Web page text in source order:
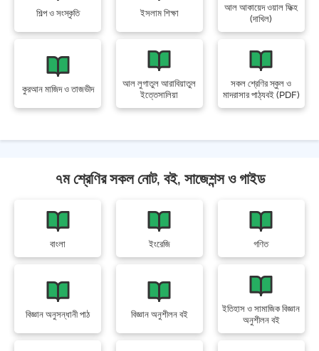
শিল্প ও সংস্কৃতি ইসলাম শিক্ষা
আল আকায়েদ ওয়াল ফিক্হ
(দাখিল)
কুরআন মাজিদ ও তাজভীদ
আল লুগাতুল আরাবিয়াতুল
ইত্তেসালিয়া
সকল শ্রেণির স্কুল ও
মাদরাসার পাঠ্যবই (PDF)
৭ম শ্রেণির সকল নোট, বই, সাজেশন্স ও গাইড
বাংলা ইংরেজি গণিত
বিজ্ঞান অনুসন্ধানী পাঠ বিজ্ঞান অনুশীলন বই
ইতিহাস ও সামাজিক বিজ্ঞান
অনুশীলন বই